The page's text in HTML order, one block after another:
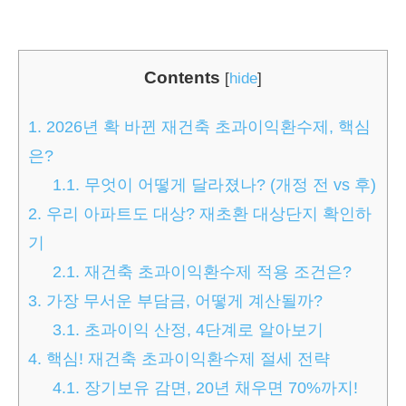
Contents [hide]
1. 2026년 확 바뀐 재건축 초과이익환수제, 핵심
은?
1.1. 무엇이 어떻게 달라졌나? (개정 전 vs 후)
2. 우리 아파트도 대상? 재초환 대상단지 확인하
기
2.1. 재건축 초과이익환수제 적용 조건은?
3. 가장 무서운 부담금, 어떻게 계산될까?
3.1. 초과이익 산정, 4단계로 알아보기
4. 핵심! 재건축 초과이익환수제 절세 전략
4.1. 장기보유 감면, 20년 채우면 70%까지!